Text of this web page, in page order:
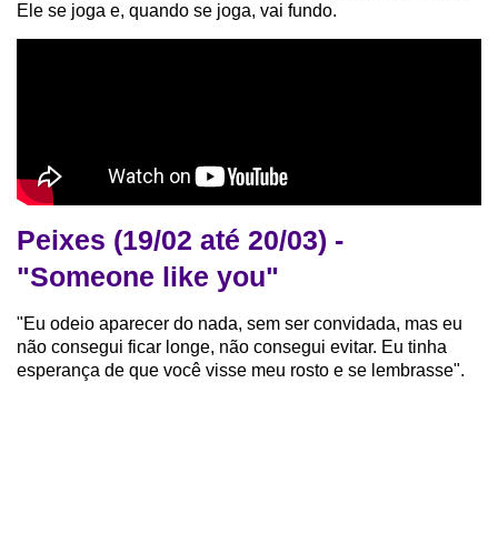
Ele se joga e, quando se joga, vai fundo.
Peixes (19/02 até 20/03) -
"Someone like you"
"Eu odeio aparecer do nada, sem ser convidada, mas eu
não consegui ficar longe, não consegui evitar. Eu tinha
esperança de que você visse meu rosto e se lembrasse".